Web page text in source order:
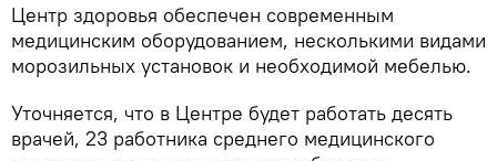
Центр здоровья обеспечен современным
медицинским оборудованием, несколькими видами
морозильных установок и необходимой мебелью.
Уточняется, что в Центре будет работать десять
врачей, 23 работника среднего медицинского